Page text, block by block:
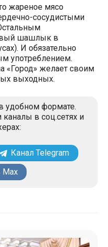
жареное мясо
сосудистыми
шашлык в
И обязательно
употреблением.
«Город» желает своим
выходных.
удобном формате.
в соц.сетях и
Канал Telegram